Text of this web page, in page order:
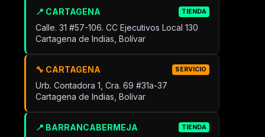
📍 CARTAGENA TIENDA
Calle. 31 #57-106. CC Ejecutivos Local 130
Cartagena de Indias, Bolívar
🔧 CARTAGENA SERVICIO
Urb. Contadora 1, Cra. 69 #31a-37
Cartagena de Indias, Bolívar
📍 BARRANCABERMEJA TIENDA